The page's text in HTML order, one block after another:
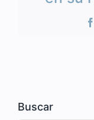
Buscar